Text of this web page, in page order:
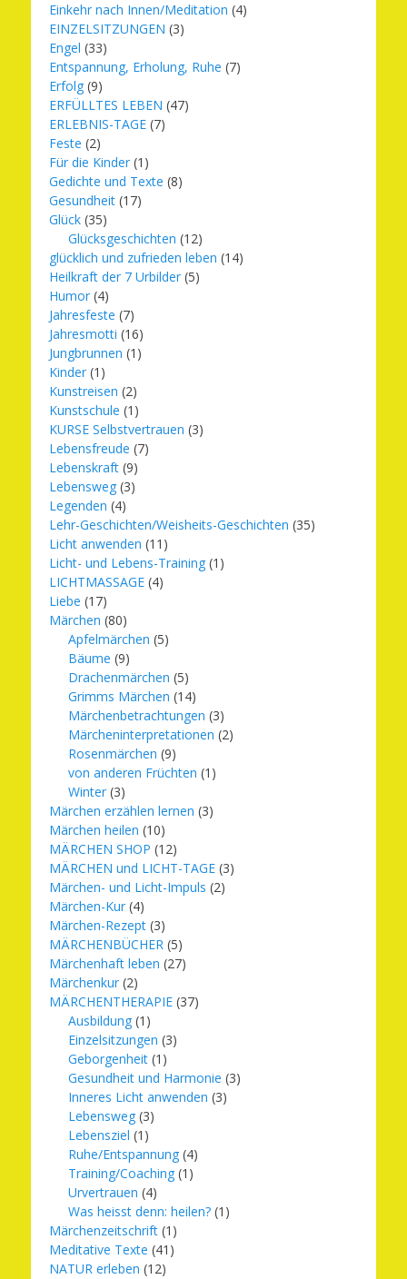
Einkehr nach Innen/Meditation (4)
EINZELSITZUNGEN (3)
Engel (33)
Entspannung, Erholung, Ruhe (7)
Erfolg (9)
ERFÜLLTES LEBEN (47)
ERLEBNIS-TAGE (7)
Feste (2)
Für die Kinder (1)
Gedichte und Texte (8)
Gesundheit (17)
Glück (35)
Glücksgeschichten (12)
glücklich und zufrieden leben (14)
Heilkraft der 7 Urbilder (5)
Humor (4)
Jahresfeste (7)
Jahresmotti (16)
Jungbrunnen (1)
Kinder (1)
Kunstreisen (2)
Kunstschule (1)
KURSE Selbstvertrauen (3)
Lebensfreude (7)
Lebenskraft (9)
Lebensweg (3)
Legenden (4)
Lehr-Geschichten/Weisheits-Geschichten (35)
Licht anwenden (11)
Licht- und Lebens-Training (1)
LICHTMASSAGE (4)
Liebe (17)
Märchen (80)
Apfelmärchen (5)
Bäume (9)
Drachenmärchen (5)
Grimms Märchen (14)
Märchenbetrachtungen (3)
Märcheninterpretationen (2)
Rosenmärchen (9)
von anderen Früchten (1)
Winter (3)
Märchen erzählen lernen (3)
Märchen heilen (10)
MÄRCHEN SHOP (12)
MÄRCHEN und LICHT-TAGE (3)
Märchen- und Licht-Impuls (2)
Märchen-Kur (4)
Märchen-Rezept (3)
MÄRCHENBÜCHER (5)
Märchenhaft leben (27)
Märchenkur (2)
MÄRCHENTHERAPIE (37)
Ausbildung (1)
Einzelsitzungen (3)
Geborgenheit (1)
Gesundheit und Harmonie (3)
Inneres Licht anwenden (3)
Lebensweg (3)
Lebensziel (1)
Ruhe/Entspannung (4)
Training/Coaching (1)
Urvertrauen (4)
Was heisst denn: heilen? (1)
Märchenzeitschrift (1)
Meditative Texte (41)
NATUR erleben (12)